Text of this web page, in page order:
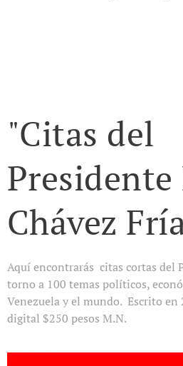
"Citas del
Presidente
Chávez
Aquí encontrarás citas cortas del
torno a 100 temas políticos,
Venezuela y el mundo. Escrito en
digital $250 pesos M.N.